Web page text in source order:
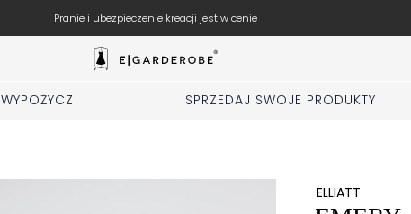
Pranie i ubezpieczenie kreacji jest w cenie
WYPOŻYCZ SPRZEDAJ SWOJE PRODUKTY
ELLIATT